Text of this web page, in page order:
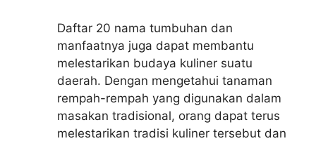
Daftar 20 nama tumbuhan dan
manfaatnya juga dapat membantu
melestarikan budaya kuliner suatu
daerah. Dengan mengetahui tanaman
rempah-rempah yang digunakan dalam
masakan tradisional, orang dapat terus
melestarikan tradisi kuliner tersebut dan